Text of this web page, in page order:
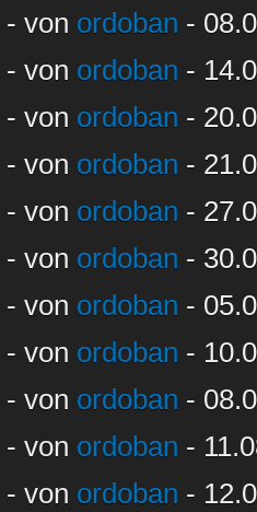
- von ordoban -
- von ordoban -
- von ordoban -
- von ordoban -
- von ordoban -
- von ordoban -
- von ordoban -
- von ordoban -
- von ordoban -
- von ordoban -
- von ordoban -